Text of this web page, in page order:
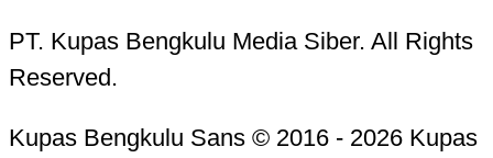
PT. Kupas Bengkulu Media Siber. All Rights
Reserved.
Kupas Bengkulu Sans © 2016 - 2026 Kupas